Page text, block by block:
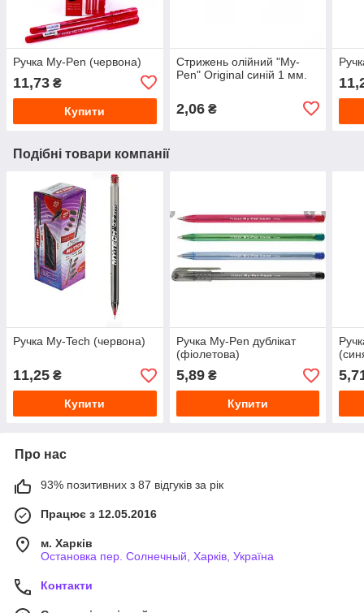
Ручка My-Pen (червона)
11,73 ₴
Купити
Стрижень олійний "My-
Pen" Original синій 1 мм.
2,06₴
Подібні товари компанії
Ручка My-Tech (червона)
11,25 ₴
Купити
Ручка My-Pen дублікат
(фіолетова)
5,89₴
Купити
Про нас
93% позитивних з 87 відгуків за рік
Працює з 12.05.2016
м. Харків
Остановка пер. Солнечный, Харків, Україна
Контакти